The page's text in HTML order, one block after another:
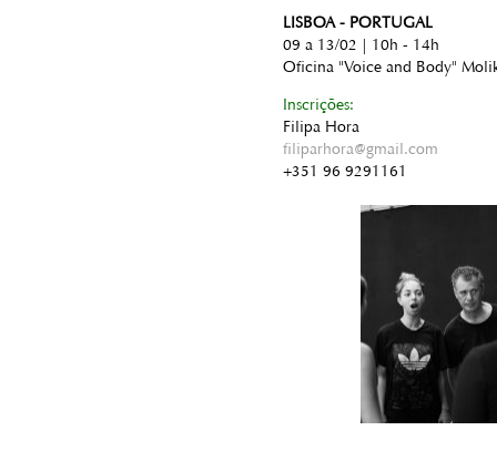
LISBOA - PORTUGAL
09 a 13/02 | 10h - 14h
Oficina "Voice and Body"
Inscrições:
Filipa Hora
filiparhora@gmail.com
+351 96 9291161